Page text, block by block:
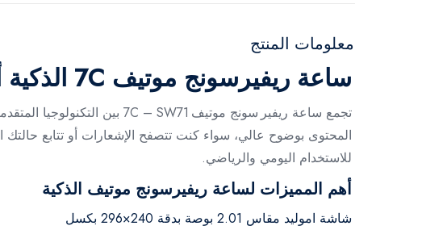
معلومات المنتج
ساعة ريفيرسونج موتيف 7C الذكية أسود - SW71
للاستخدام اليومي والرياضي.
أهم المميزات لساعة ريفيرسونج موتيف الذكية
شاشة اموليد مقاس 2.01 بوصة بدقة 240×296 بكسل